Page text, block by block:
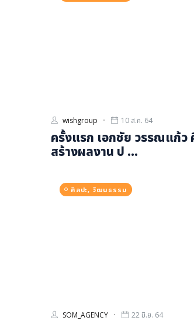
wishgroup 10 ส.ค. 64
ครั้งแรก เอกชัย วรรณแก้ว
สร้างผลงาน ป ...
ศิลปะ, วัฒนธรรม
SOM_AGENCY 22 มิ.ย. 64